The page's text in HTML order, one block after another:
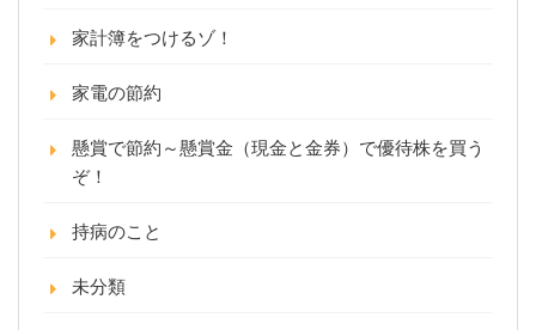
家計簿をつけるゾ！
家電の節約
懸賞で節約～懸賞金（現金と金券）で優待株を買う
ぞ！
持病のこと
未分類